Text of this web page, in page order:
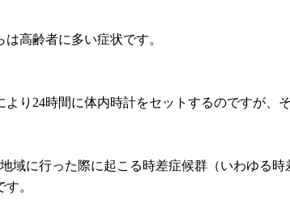
高齢者に多い症状です。
り24時間に体内時計をセットするのですが
域に行った際に起こる時差症候群（いわゆる
。